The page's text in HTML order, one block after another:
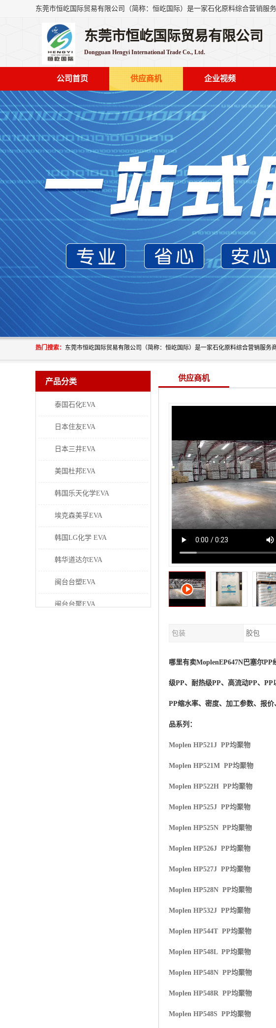
东莞市恒屹国际贸易有限公司
Dongguan Hengyi International Trade Co., Ltd.
公司首页 供应商机 企业视频
热门搜索：
产品分类
泰国石化EVA
日本住友EVA
日本三井EVA
美国杜邦EVA
韩国乐天化学EVA
埃克森美孚EVA
韩国LG化学 EVA
韩华道达尔EVA
闽台台塑EVA
闽台台聚EVA
供应商机
包装 胶包
哪里有卖MoplenEP647N 巴塞尔PP
级PP、耐热级PP、高流动PP、
PP缩水率、密度、加工参数、报
品系列：
Moplen HP521J PP均聚物
Moplen HP521M PP均聚物
Moplen HP522H PP均聚物
Moplen HP525J PP均聚物
Moplen HP525N PP均聚物
Moplen HP526J PP均聚物
Moplen HP527J PP均聚物
Moplen HP528N PP均聚物
Moplen HP532J PP均聚物
Moplen HP544T PP均聚物
Moplen HP548L PP均聚物
Moplen HP548N PP均聚物
Moplen HP548R PP均聚物
Moplen HP548S PP均聚物